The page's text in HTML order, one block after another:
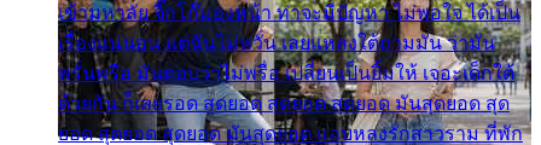
เข้ามหาลัย จิ๊กโก๊มองหน้า ท่าจะมีปัญหา ไม่พอใจ ได้เป็น
เรื่องแน่นอน แต่ฉันไม่หวั่น เลยแหลงใต้ถามมัน ว่ามัน
พรั่นพรือ มันตอบว่าไม่พรื่อ เปลี่ยนเป็นยิ้มให้ เจอะเด็กใต้
ด้วยกัน ก็เลยรอด สุดยอด สุดยอด สุดยอด มันสุดยอด สุด
ยอด สุดยอด สุดยอด มันสุดยอด แอบหลงรักสาวราม ที่พัก